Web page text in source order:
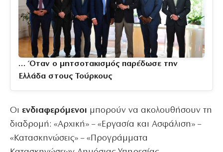
… Όταν ο μητσοτακισμός παρέδωσε την
Ελλάδα στους Τούρκους
Οι ενδιαφερόμενοι μπορούν να ακολουθήσουν τη
διαδρομή: «Αρχική» – «Εργασία και Ασφάλιση» –
«Κατασκηνώσεις» – «Προγράμματα